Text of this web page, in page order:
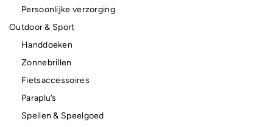
Persoonlijke verzorging
Outdoor & Sport
Handdoeken
Zonnebrillen
Fietsaccessoires
Paraplu’s
Spellen & Speelgoed